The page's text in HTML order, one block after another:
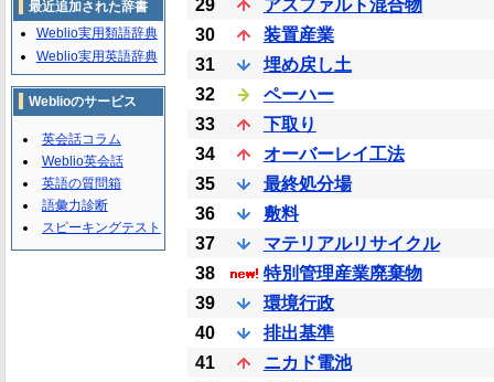
29
アスファルト混合物
30
装置産業
31
埋め戻し土
32
ペーハー
33
下取り
34
オーバーレイ工法
35
最終処分場
36
敷料
37
マテリアルリサイクル
38
特別管理産業廃棄物
39
環境行政
40
排出基準
41
ニカド電池
最近追加された辞書
Weblio実用類語辞典
Weblio実用英語辞典
Weblioのサービス
英会話コラム
Weblio英会話
英語の質問箱
語彙力診断
スピーキングテスト